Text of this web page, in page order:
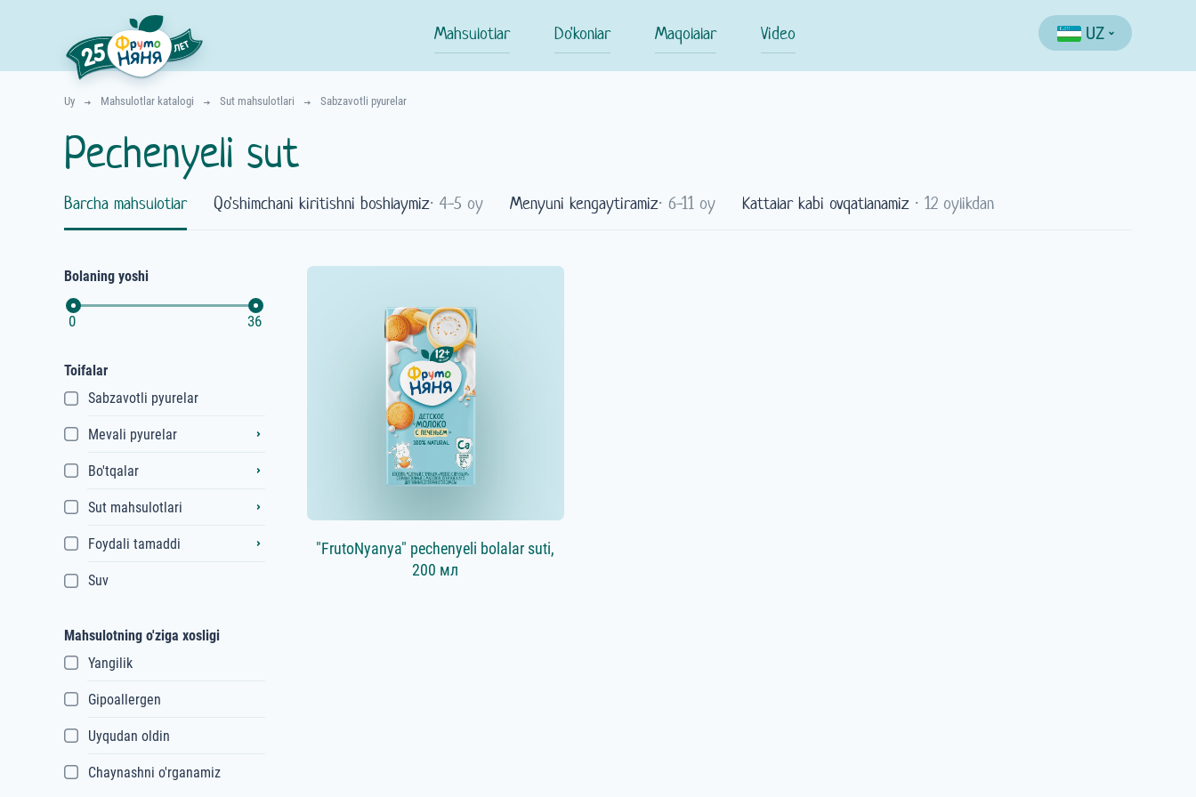
UZ
Mahsulotlar Do'konlar Maqolalar Video
Uy Mahsulotlar katalogi Sut mahsulotlari Sabzavotli pyurelar
Pechenyeli sut
Barcha mahsulotlar Qo'shimchani kiritishni boshlaymiz⋅ 4-5 oy Menyuni kengaytiramiz⋅ 6-11 oy Kattalar kabi ovqatlanamiz ⋅ 12 oylikdan
Bolaning yoshi
0 36
Toifalar
Sabzavotli pyurelar
Mevali pyurelar
Bo'tqalar
Sut mahsulotlari
Foydali tamaddi
Suv
Mahsulotning o'ziga xosligi
Yangilik
Gipoallergen
Uyqudan oldin
Chaynashni o'rganamiz
"FrutoNyanya" pechenyeli bolalar suti,
200 мл